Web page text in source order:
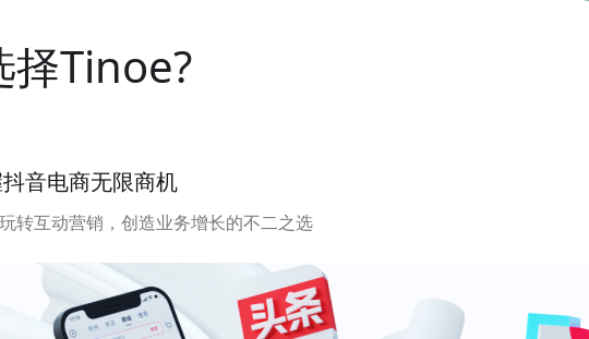
择Tinoe?
音电商无限商机
转互动营销，创造业务增长的不二之选